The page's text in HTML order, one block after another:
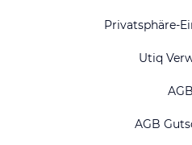
Privatsphäre-
Utiq
AGB
AGB